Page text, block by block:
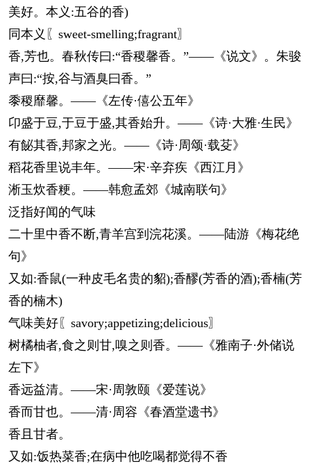
美好。本义:五谷的香)
同本义〖sweet-smelling;fragrant〗
香,芳也。春秋传曰:“香稷馨香。”——《说文》。朱骏
声曰:“按,谷与酒臭曰香。”
黍稷靡馨。——《左传·僖公五年》
卬盛于豆,于豆于盛,其香始升。——《诗·大雅·生民》
有飶其香,邦家之光。——《诗·周颂·载芟》
稻花香里说丰年。——宋·辛弃疾《西江月》
淅玉炊香粳。——韩愈孟郊《城南联句》
泛指好闻的气味
二十里中香不断,青羊宫到浣花溪。——陆游《梅花绝
句》
又如:香鼠(一种皮毛名贵的貂);香醪(芳香的酒);香楠(芳
香的楠木)
气味美好〖savory;appetizing;delicious〗
树橘柚者,食之则甘,嗅之则香。——《雅南子·外储说
左下》
香远益清。——宋·周敦颐《爱莲说》
香而甘也。——清·周容《春酒堂遗书》
香且甘者。
又如:饭热菜香;在病中他吃喝都觉得不香